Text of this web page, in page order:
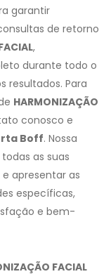
garantir
de retorno
,
durante todo o
resultados. Para
HARMONIZAÇÃO
conosco e
Boff. Nossa
as suas
e apresentar as
específicas,
e bem-
FACIAL